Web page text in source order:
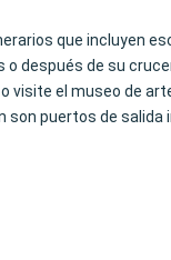
que incluyen
después de su
visite el museo de
son puertos de